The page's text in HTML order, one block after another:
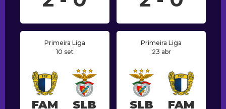
Primeira Liga
10 set
FAM SLB
Primeira Liga
23 abr
SLB FAM